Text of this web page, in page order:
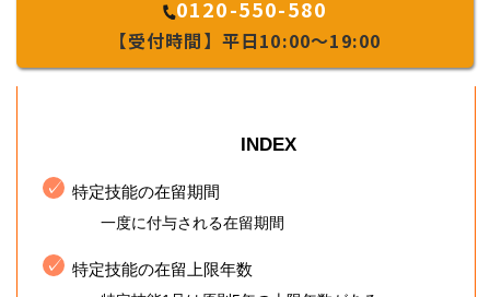
0120-550-580
【受付時間】平日10:00～19:00
INDEX
特定技能の在留期間
一度に付与される在留期間
特定技能の在留上限年数